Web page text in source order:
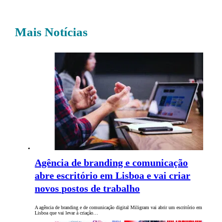
Mais Notícias
Agência de branding e comunicação
abre escritório em Lisboa e vai criar
novos postos de trabalho
A agência de branding e de comunicação digital Miligram vai abrir um escritório em
Lisboa que vai levar à criação…